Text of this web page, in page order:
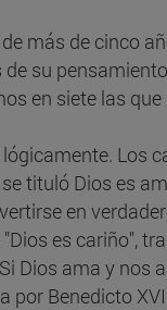
más de cinco
de su
en siete las
lógicamente. Los
tituló Dios es
en
es cariño",
Dios ama y nos
por Benedicto